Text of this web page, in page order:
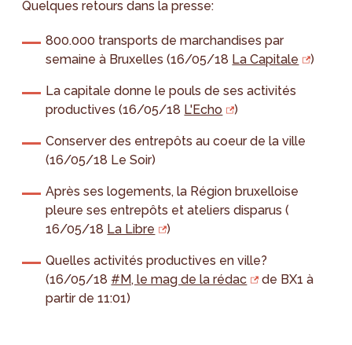
Quelques retours dans la presse:
800.000 transports de marchandises par
semaine à Bruxelles (16/05/18 La Capitale )
La capitale donne le pouls de ses activités
productives (16/05/18 L'Echo )
Conserver des entrepôts au coeur de la ville
(16/05/18 Le Soir)
Après ses logements, la Région bruxelloise
pleure ses entrepôts et ateliers disparus (
16/05/18 La Libre )
Quelles activités productives en ville?
(16/05/18 #M, le mag de la rédac
de BX1 à
partir de 11:01)